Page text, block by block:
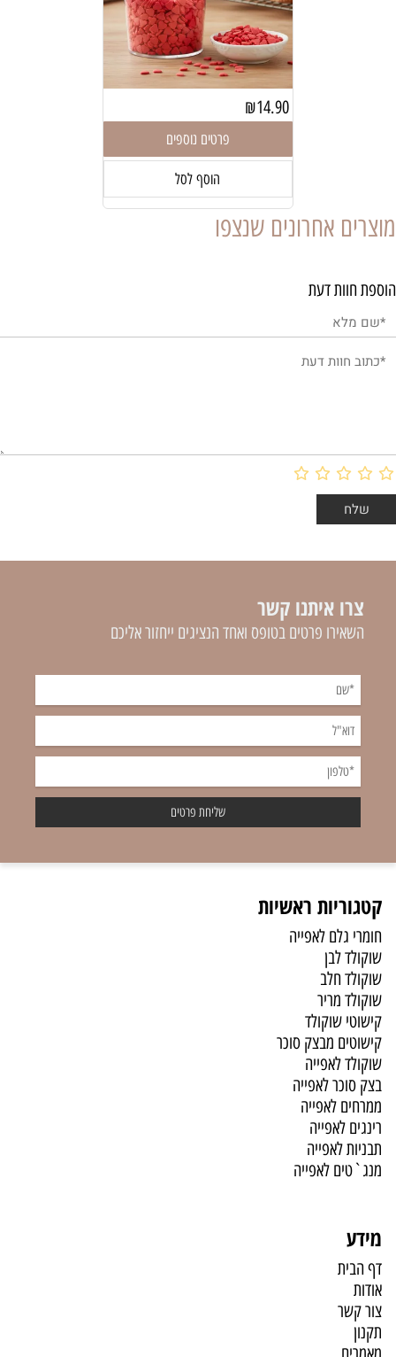
₪14.90
פרטים נוספים
הוסף לסל
מוצרים אחרונים שנצפו
הוספת חוות דעת
צרו איתנו קשר
השאירו פרטים בטופס ואחד הנציגים ייחזור אליכם
קטגוריות ראשיות
חומרי גלם לאפייה
שוקולד לבן
שוקולד חלב
שוקולד מריר
קישוטי שוקולד
קישוטים מבצק סוכר
שוקולד לאפייה
בצק סוכר לאפייה
ממרחים לאפייה
רינגים לאפייה
תבניות לאפייה
מנג`טים לאפייה
מידע
דף הבית
אודות
צור קשר
תקנון